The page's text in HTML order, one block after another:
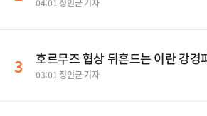
04:01 정인균 기자
3 호르무즈 협상 뒤흔드는 이란 강
03:01 정인균 기자